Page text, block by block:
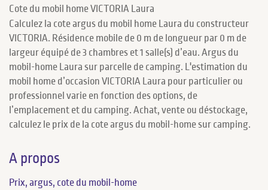
Cote du mobil home VICTORIA Laura
Calculez la cote argus du mobil home Laura du constructeur
VICTORIA. Résidence mobile de 0 m de longueur par 0 m de
largeur équipé de 3 chambres et 1 salle(s) d’eau. Argus du
mobil-home Laura sur parcelle de camping. L'estimation du
mobil home d’occasion VICTORIA Laura pour particulier ou
professionnel varie en fonction des options, de
l’emplacement et du camping. Achat, vente ou déstockage,
calculez le prix de la cote argus du mobil-home sur camping.
A propos
Prix, argus, cote du mobil-home